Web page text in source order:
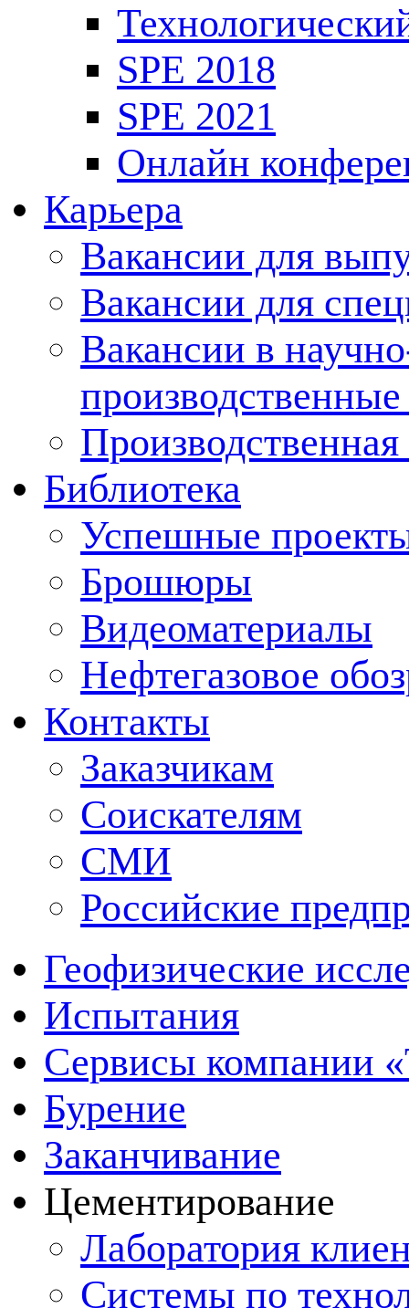
SPE 2018
SPE 2021
Онлайн
Карьера
Вакансии для
Вакансии для
Вакансии в
Производственная
Библиотека
Успешные
Брошюры
Видеоматериалы
Нефтегазовое
Контакты
Заказчикам
Соискателям
СМИ
Российские
Геофизические
Испытания
Сервисы компании
Бурение
Заканчивание
Цементирование
Лаборатория
Системы по